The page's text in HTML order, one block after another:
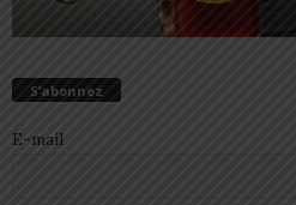
S’abonnez
E-mail